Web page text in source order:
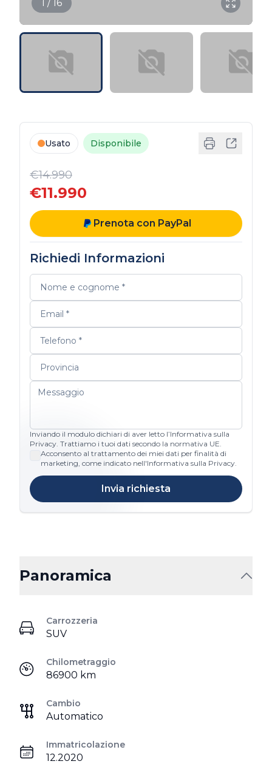
1 / 16
Usato Disponibile
€14.990
€11.990
Prenota con PayPal
Richiedi Informazioni
Inviando il modulo dichiari di aver letto l’Informativa sulla
Privacy. Trattiamo i tuoi dati secondo la normativa UE.
Acconsento al trattamento dei miei dati per finalità di
marketing, come indicato nell'Informativa sulla Privacy.
Invia richiesta
Panoramica
Carrozzeria
SUV
Chilometraggio
86900 km
Cambio
Automatico
Immatricolazione
12.2020